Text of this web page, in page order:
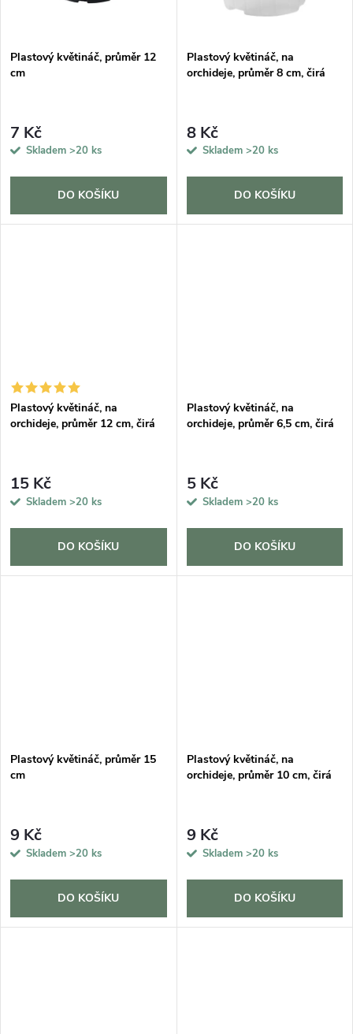
Plastový květináč, průměr 12
cm
7 Kč
Skladem >20 ks
DO KOŠÍKU
Plastový květináč, na
orchideje, průměr 8 cm, čirá
8 Kč
Skladem >20 ks
DO KOŠÍKU
Plastový květináč, na
orchideje, průměr 12 cm, čirá
15 Kč
Skladem >20 ks
DO KOŠÍKU
Plastový květináč, na
orchideje, průměr 6,5 cm, čirá
5 Kč
Skladem >20 ks
DO KOŠÍKU
Plastový květináč, průměr 15
cm
9 Kč
Skladem >20 ks
DO KOŠÍKU
Plastový květináč, na
orchideje, průměr 10 cm, čirá
9 Kč
Skladem >20 ks
DO KOŠÍKU